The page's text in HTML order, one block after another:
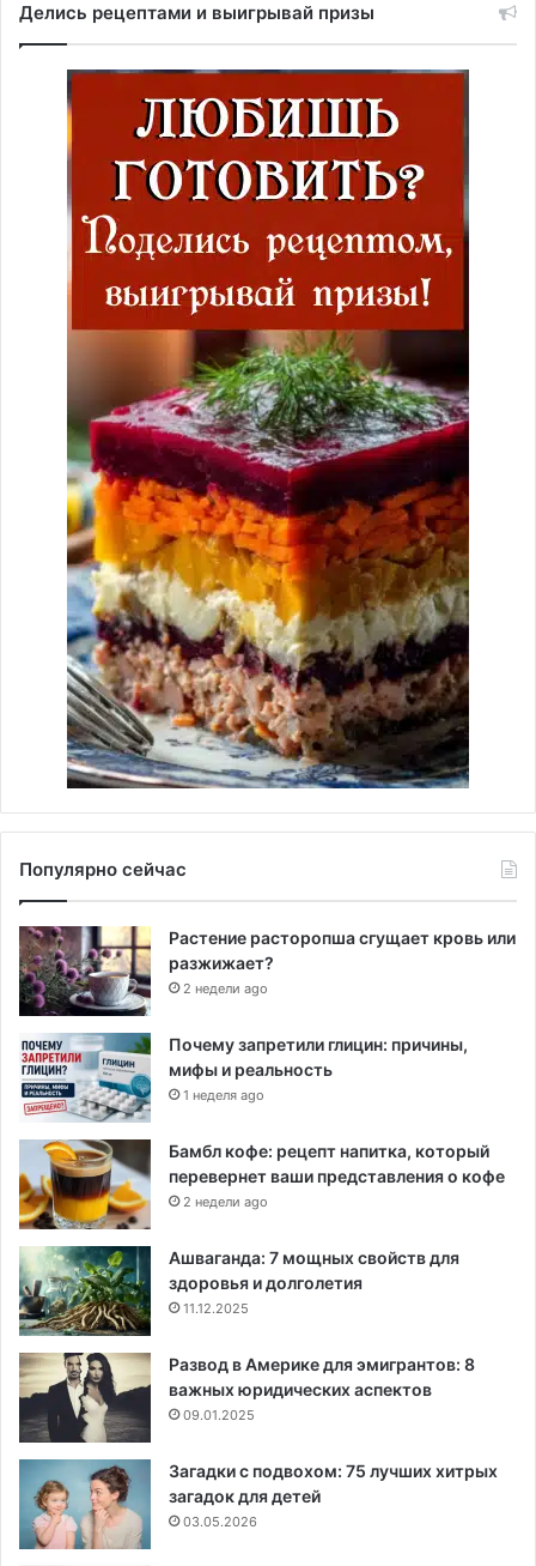
Делись рецептами и выигрывай призы
Популярно сейчас
Растение расторопша сгущает кровь или
разжижает?
2 недели ago
Почему запретили глицин: причины,
мифы и реальность
1 неделя ago
Бамбл кофе: рецепт напитка, который
перевернет ваши представления о кофе
2 недели ago
Ашваганда: 7 мощных свойств для
здоровья и долголетия
11.12.2025
Развод в Америке для эмигрантов: 8
важных юридических аспектов
09.01.2025
Загадки с подвохом: 75 лучших хитрых
загадок для детей
03.05.2026